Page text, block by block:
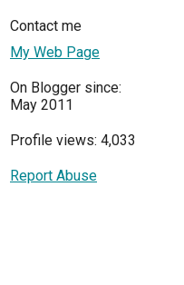
Contact me
My Web Page
On Blogger since:
May 2011
Profile views: 4,033
Report Abuse